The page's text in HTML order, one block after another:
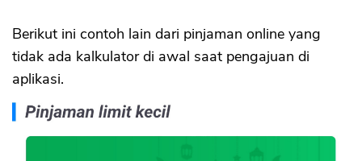
Berikut ini contoh lain dari pinjaman online yang
tidak ada kalkulator di awal saat pengajuan di
aplikasi.